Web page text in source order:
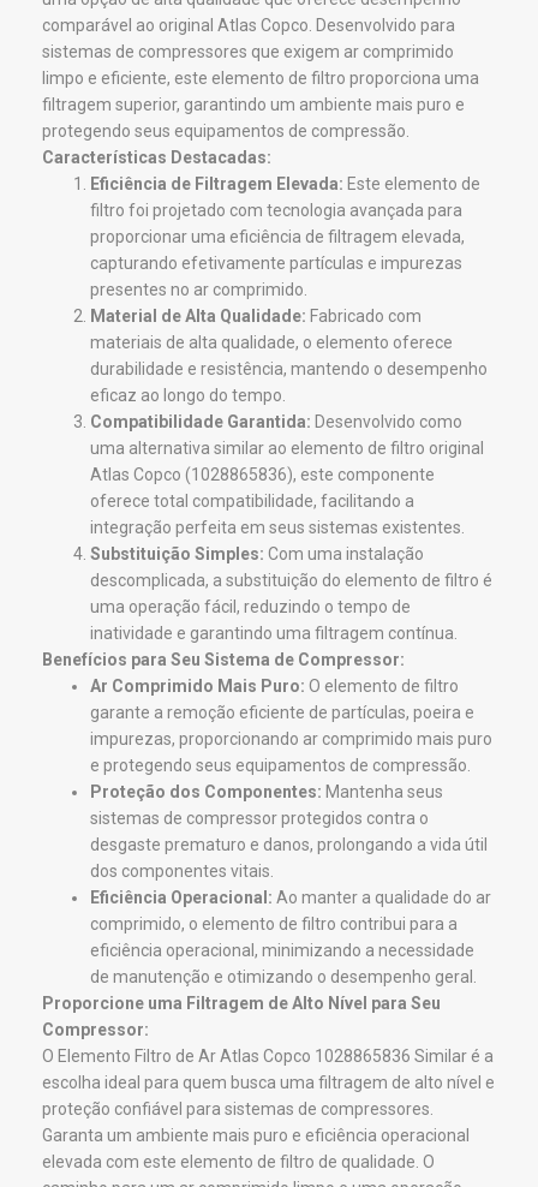
comparável ao original Atlas Copco. Desenvolvido para
sistemas de compressores que exigem ar comprimido
limpo e eficiente, este elemento de filtro proporciona uma
filtragem superior, garantindo um ambiente mais puro e
protegendo seus equipamentos de compressão.
Características Destacadas:
Eficiência de Filtragem Elevada: Este elemento de
filtro foi projetado com tecnologia avançada para
proporcionar uma eficiência de filtragem elevada,
capturando efetivamente partículas e impurezas
presentes no ar comprimido.
Material de Alta Qualidade: Fabricado com
materiais de alta qualidade, o elemento oferece
durabilidade e resistência, mantendo o desempenho
eficaz ao longo do tempo.
Compatibilidade Garantida: Desenvolvido como
uma alternativa similar ao elemento de filtro original
Atlas Copco (1028865836), este componente
oferece total compatibilidade, facilitando a
integração perfeita em seus sistemas existentes.
Substituição Simples: Com uma instalação
descomplicada, a substituição do elemento de filtro é
uma operação fácil, reduzindo o tempo de
inatividade e garantindo uma filtragem contínua.
Benefícios para Seu Sistema de Compressor:
Ar Comprimido Mais Puro: O elemento de filtro
garante a remoção eficiente de partículas, poeira e
impurezas, proporcionando ar comprimido mais puro
e protegendo seus equipamentos de compressão.
Proteção dos Componentes: Mantenha seus
sistemas de compressor protegidos contra o
desgaste prematuro e danos, prolongando a vida útil
dos componentes vitais.
Eficiência Operacional: Ao manter a qualidade do ar
comprimido, o elemento de filtro contribui para a
eficiência operacional, minimizando a necessidade
de manutenção e otimizando o desempenho geral.
Proporcione uma Filtragem de Alto Nível para Seu
Compressor:
O Elemento Filtro de Ar Atlas Copco 1028865836 Similar é a
escolha ideal para quem busca uma filtragem de alto nível e
proteção confiável para sistemas de compressores.
Garanta um ambiente mais puro e eficiência operacional
elevada com este elemento de filtro de qualidade. O